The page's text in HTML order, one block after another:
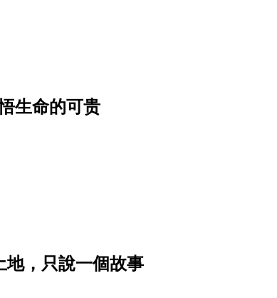
生命的可贵
地，只說一個故事